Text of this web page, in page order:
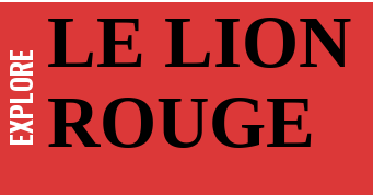
EXPLORE
LE LION
ROUGE